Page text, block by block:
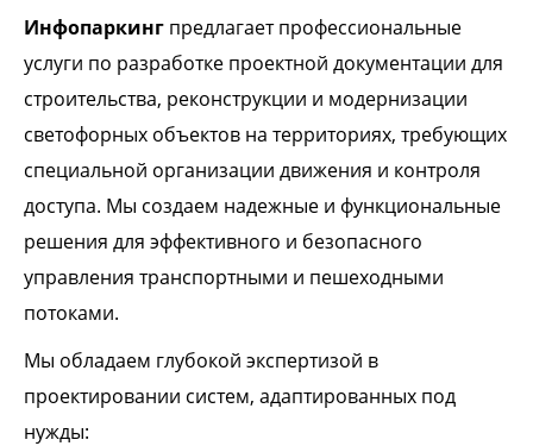
Инфопаркинг предлагает профессиональные
услуги по разработке проектной документации для
строительства, реконструкции и модернизации
светофорных объектов на территориях, требующих
специальной организации движения и контроля
доступа. Мы создаем надежные и функциональные
решения для эффективного и безопасного
управления транспортными и пешеходными
потоками.
Мы обладаем глубокой экспертизой в
проектировании систем, адаптированных под
нужды: